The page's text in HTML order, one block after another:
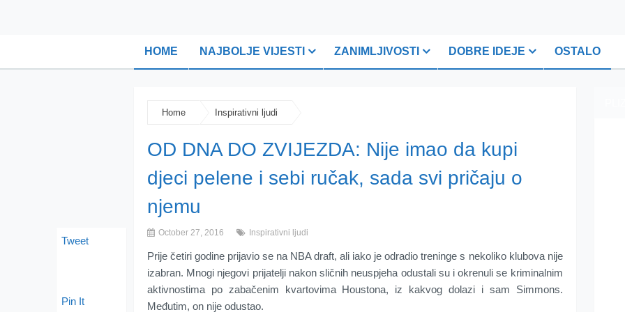
HOME NAJBOLJE VIJESTI ZANIMLJIVOSTI DOBRE IDEJE OSTALO
Home Inspirativni ljudi
OD DNA DO ZVIJEZDA: Nije imao da kupi
djeci pelene i sebi ručak, sada svi pričaju o
njemu
October 27, 2016 Inspirativni ljudi
Prije četiri godine prijavio se na NBA draft, ali iako je odradio treninge s nekoliko klubova nije
izabran. Mnogi njegovi prijatelji nakon sličnih neuspjeha odustali su i okrenuli se kriminalnim
aktivnostima po zabačenim kvartovima Houstona, iz kakvog dolazi i sam Simmons.
Međutim, on nije odustao.
Tweet
Pin It